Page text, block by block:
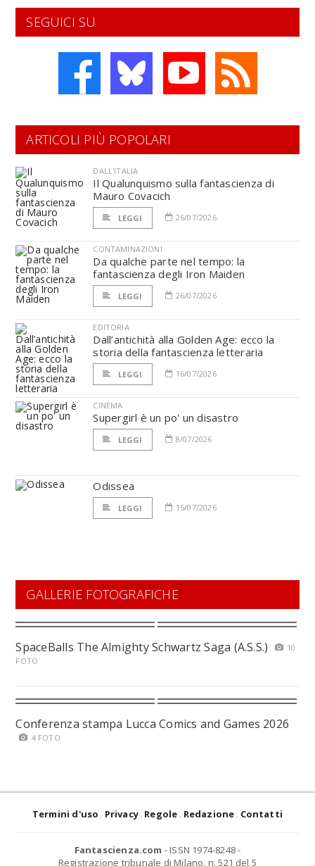
SEGUICI SU
ARTICOLI PIÙ POPOLARI
DALL'ITALIA
Il Qualunquismo sulla fantascienza di
Mauro Covacich
LEGGI 26/07/2026
CONTAMINAZIONI
Da qualche parte nel tempo: la
fantascienza degli Iron Maiden
LEGGI 26/07/2026
EDITORIA
Dall’antichità alla Golden Age: ecco la
storia della fantascienza letteraria
LEGGI 16/07/2026
CINEMA
Supergirl è un po' un disastro
LEGGI 8/07/2026
Odissea
LEGGI 15/07/2026
GALLERIE FOTOGRAFICHE
SpaceBalls The Almighty Schwartz Saga (A.S.S.)
10
FOTO
Conferenza stampa Lucca Comics and Games 2026
4 FOTO
Termini d'uso Privacy Regole Redazione Contatti
Fantascienza.com - ISSN 1974-8248 -
Registrazione tribunale di Milano, n. 521 del 5